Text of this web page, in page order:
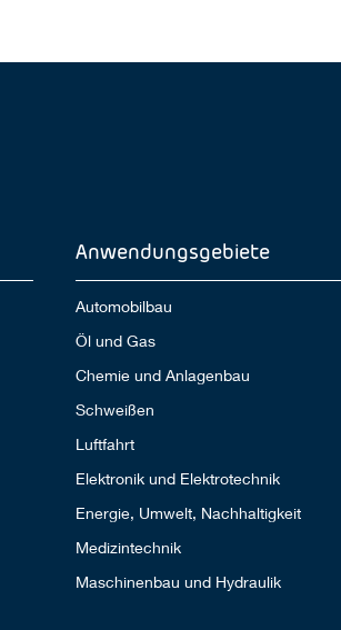
Anwendungsgebiete
Automobilbau
Öl und Gas
Chemie und Anlagenbau
Schweißen
Luftfahrt
Elektronik und Elektrotechnik
Energie, Umwelt, Nachhaltigkeit
Medizintechnik
Maschinenbau und Hydraulik